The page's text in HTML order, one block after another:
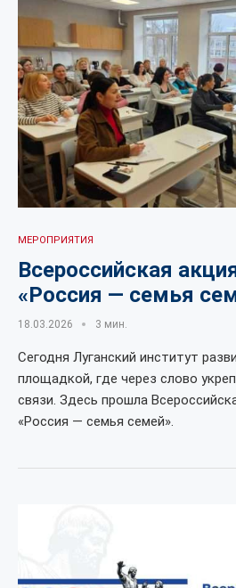
МЕРОПРИЯТИЯ
Всероссийская
«Россия — семья
18.03.2026 3 мин.
Сегодня Луганский институт
площадкой, где через слово
связи. Здесь прошла
«Россия — семья семей».